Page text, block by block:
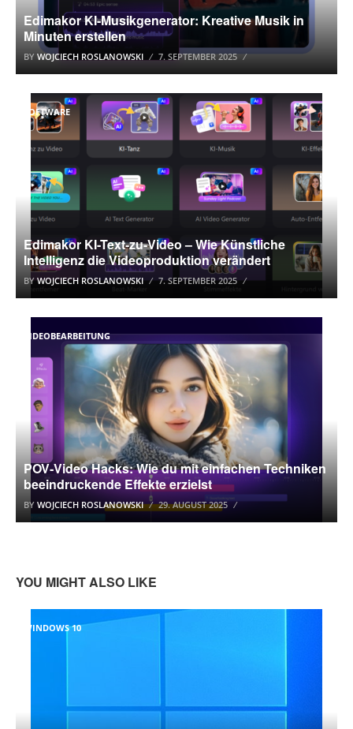
Edimakor KI-Musikgenerator: Kreative Musik in
Minuten erstellen
BY WOJCIECH ROSLANOWSKI 7. SEPTEMBER 2025
SOFTWARE
Edimakor KI-Text-zu-Video – Wie Künstliche
Intelligenz die Videoproduktion verändert
BYWOJCIECH ROSLANOWSKI 7. SEPTEMBER 2025
VIDEOBEARBEITUNG
POV‑Video Hacks: Wie du mit einfachen Techniken
beeindruckende Effekte erzielst
BY WOJCIECH ROSLANOWSKI 29. AUGUST 2025
YOU MIGHT ALSO LIKE
WINDOWS 10